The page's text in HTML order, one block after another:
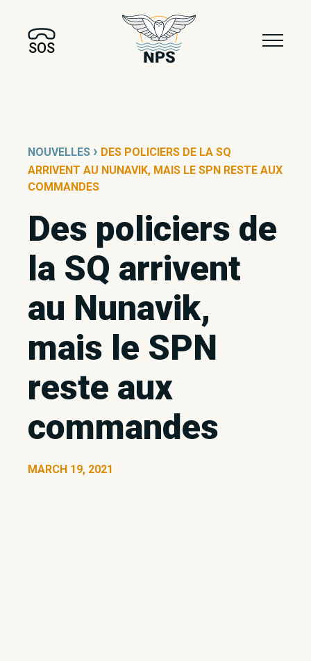
SOS
NOUVELLES › DES POLICIERS DE LA SQ
ARRIVENT AU NUNAVIK, MAIS LE SPN RESTE AUX
COMMANDES
Des policiers de
la SQ arrivent
au Nunavik,
mais le SPN
reste aux
commandes
MARCH 19, 2021